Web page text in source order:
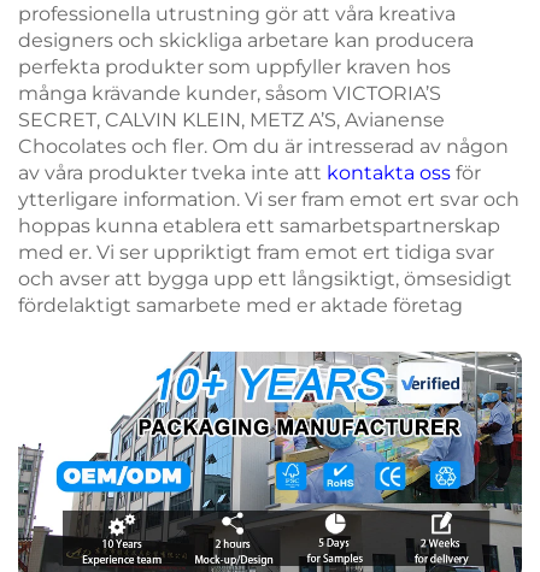
professionella utrustning gör att våra kreativa
designers och skickliga arbetare kan producera
perfekta produkter som uppfyller kraven hos
många krävande kunder, såsom VICTORIA’S
SECRET, CALVIN KLEIN, METZ A’S, Avianense
Chocolates och fler. Om du är intresserad av någon
av våra produkter tveka inte att kontakta oss för
ytterligare information. Vi ser fram emot ert svar och
hoppas kunna etablera ett samarbetspartnerskap
med er. Vi ser uppriktigt fram emot ert tidiga svar
och avser att bygga upp ett långsiktigt, ömsesidigt
fördelaktigt samarbete med er aktade företag